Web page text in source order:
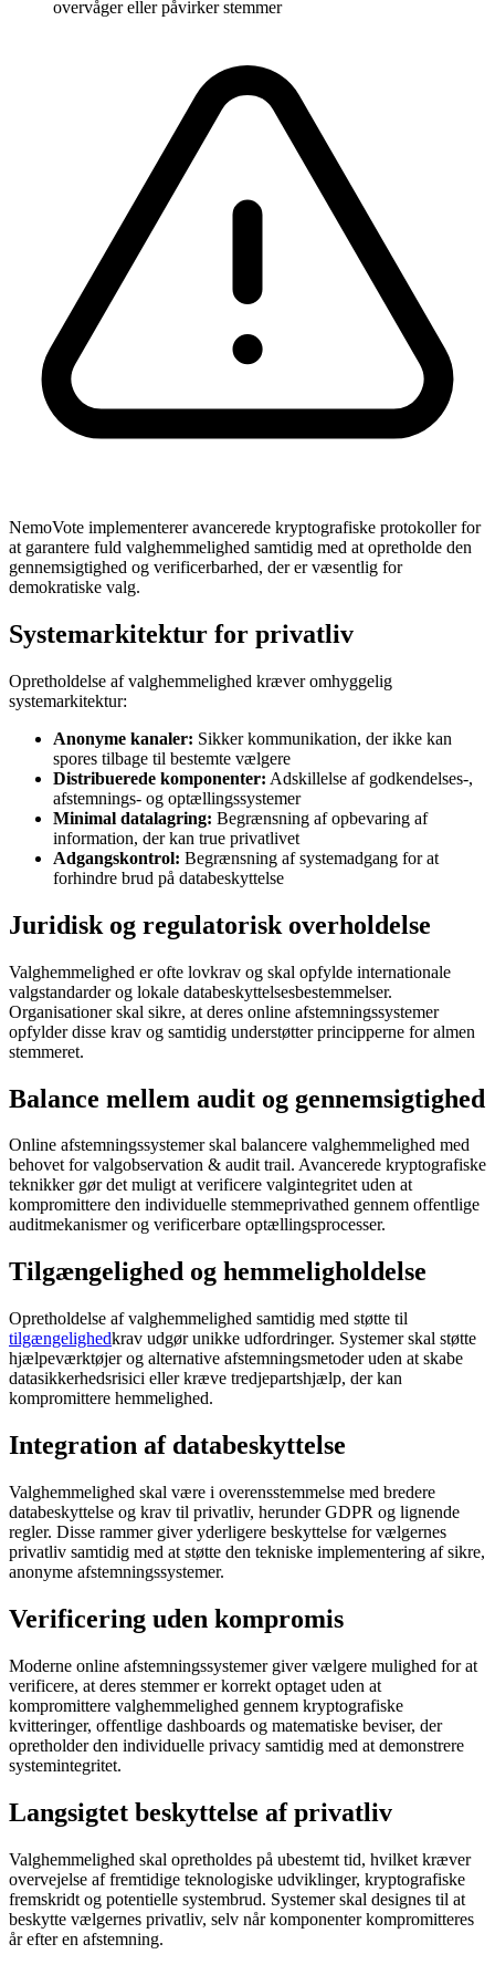
overvåger eller påvirker stemmer
NemoVote implementerer avancerede kryptografiske protokoller for
at garantere fuld valghemmelighed samtidig med at opretholde den
gennemsigtighed og verificerbarhed, der er væsentlig for
demokratiske valg.
Systemarkitektur for privatliv
Opretholdelse af valghemmelighed kræver omhyggelig
systemarkitektur:
Anonyme kanaler: Sikker kommunikation, der ikke kan
spores tilbage til bestemte vælgere
Distribuerede komponenter: Adskillelse af godkendelses-,
afstemnings- og optællingssystemer
Minimal datalagring: Begrænsning af opbevaring af
information, der kan true privatlivet
Adgangskontrol: Begrænsning af systemadgang for at
forhindre brud på databeskyttelse
Juridisk og regulatorisk overholdelse
Valghemmelighed er ofte lovkrav og skal opfylde internationale
valgstandarder og lokale databeskyttelsesbestemmelser.
Organisationer skal sikre, at deres online afstemningssystemer
opfylder disse krav og samtidig understøtter principperne for almen
stemmeret.
Balance mellem audit og gennemsigtighed
Online afstemningssystemer skal balancere valghemmelighed med
behovet for valgobservation & audit trail. Avancerede kryptografiske
teknikker gør det muligt at verificere valgintegritet uden at
kompromittere den individuelle stemmeprivathed gennem offentlige
auditmekanismer og verificerbare optællingsprocesser.
Tilgængelighed og hemmeligholdelse
Opretholdelse af valghemmelighed samtidig med støtte til
tilgængelighedkrav udgør unikke udfordringer. Systemer skal støtte
hjælpeværktøjer og alternative afstemningsmetoder uden at skabe
datasikkerhedsrisici eller kræve tredjepartshjælp, der kan
kompromittere hemmelighed.
Integration af databeskyttelse
Valghemmelighed skal være i overensstemmelse med bredere
databeskyttelse og krav til privatliv, herunder GDPR og lignende
regler. Disse rammer giver yderligere beskyttelse for vælgernes
privatliv samtidig med at støtte den tekniske implementering af sikre,
anonyme afstemningssystemer.
Verificering uden kompromis
Moderne online afstemningssystemer giver vælgere mulighed for at
verificere, at deres stemmer er korrekt optaget uden at
kompromittere valghemmelighed gennem kryptografiske
kvitteringer, offentlige dashboards og matematiske beviser, der
opretholder den individuelle privacy samtidig med at demonstrere
systemintegritet.
Langsigtet beskyttelse af privatliv
Valghemmelighed skal opretholdes på ubestemt tid, hvilket kræver
overvejelse af fremtidige teknologiske udviklinger, kryptografiske
fremskridt og potentielle systembrud. Systemer skal designes til at
beskytte vælgernes privatliv, selv når komponenter kompromitteres
år efter en afstemning.